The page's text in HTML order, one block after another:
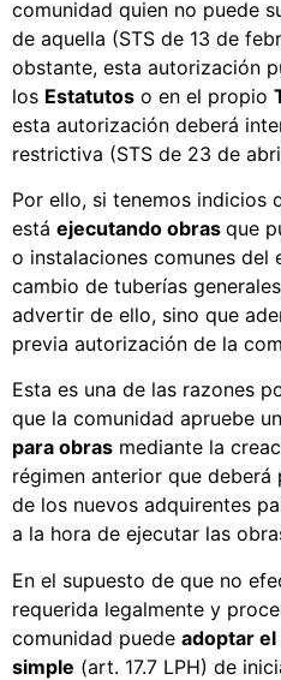
comunidad quien no puede
de aquella (STS de 13 de
obstante, esta autorización
los Estatutos o en el propio
esta autorización deberá
restrictiva (STS de 23 de
Por ello, si tenemos indicios
está ejecutando obras que
o instalaciones comunes del
cambio de tuberías
advertir de ello, sino que
previa autorización de la
Esta es una de las razones
que la comunidad apruebe un
para obras mediante la
régimen anterior que
de los nuevos adquirentes
a la hora de ejecutar las
En el supuesto de que no
requerida legalmente y
comunidad puede adoptar
simple (art. 17.7 LPH) de